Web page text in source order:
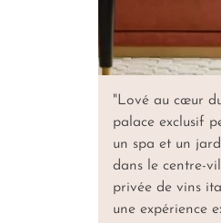
"Lové au cœur
palace exclusif
un spa et un
dans le centre-
privée de vins
une expérience